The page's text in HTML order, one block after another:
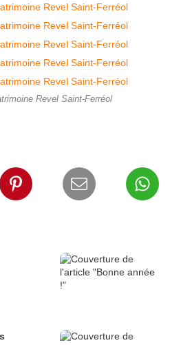
Revel Saint-Ferréol